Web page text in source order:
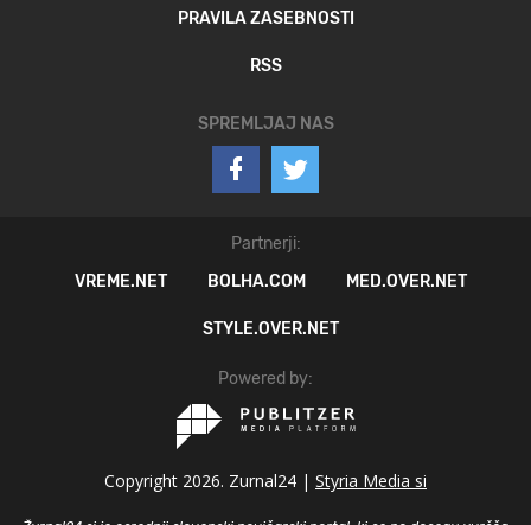
PRAVILA ZASEBNOSTI
RSS
SPREMLJAJ NAS
Partnerji:
VREME.NET
BOLHA.COM MED.OVER.NET
STYLE.OVER.NET
Powered by:
Copyright 2026. Zurnal24 | Styria Media si